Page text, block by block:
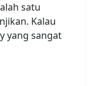
satu
Kalau
yang sangat